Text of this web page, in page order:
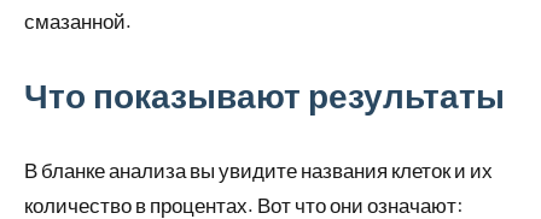
смазанной.
Что показывают результаты
В бланке анализа вы увидите названия клеток и их
количество в процентах. Вот что они означают: